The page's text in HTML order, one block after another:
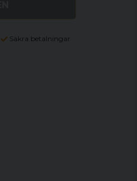
Säkra betalningar